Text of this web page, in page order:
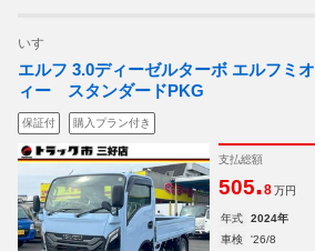
いすゞ
エルフ 3.0ディーゼルターボ エルフミ
ィー スタンダードPKG
保証付 購入プラン付き
支払総額
505.8 万円
年式 2024年
車検
'26/8